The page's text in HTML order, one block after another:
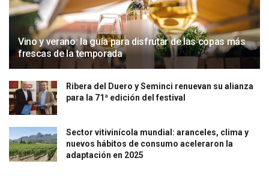
Vino y verano: la guía para disfrutar de las copas más
frescas de la temporada
Ribera del Duero y Seminci renuevan su alianza
para la 71ª edición del festival
Sector vitivinícola mundial: aranceles, clima y
nuevos hábitos de consumo aceleraron la
adaptación en 2025